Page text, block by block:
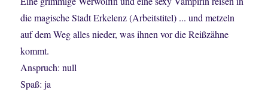
die magische Stadt Erkelenz (Arbeitstitel) ... und metzeln
auf dem Weg alles nieder, was ihnen vor die Reißzähne
kommt.
Anspruch: null
Spaß: ja